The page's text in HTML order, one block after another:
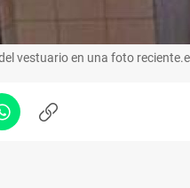
vestuario en una foto
WhatsappCopiar